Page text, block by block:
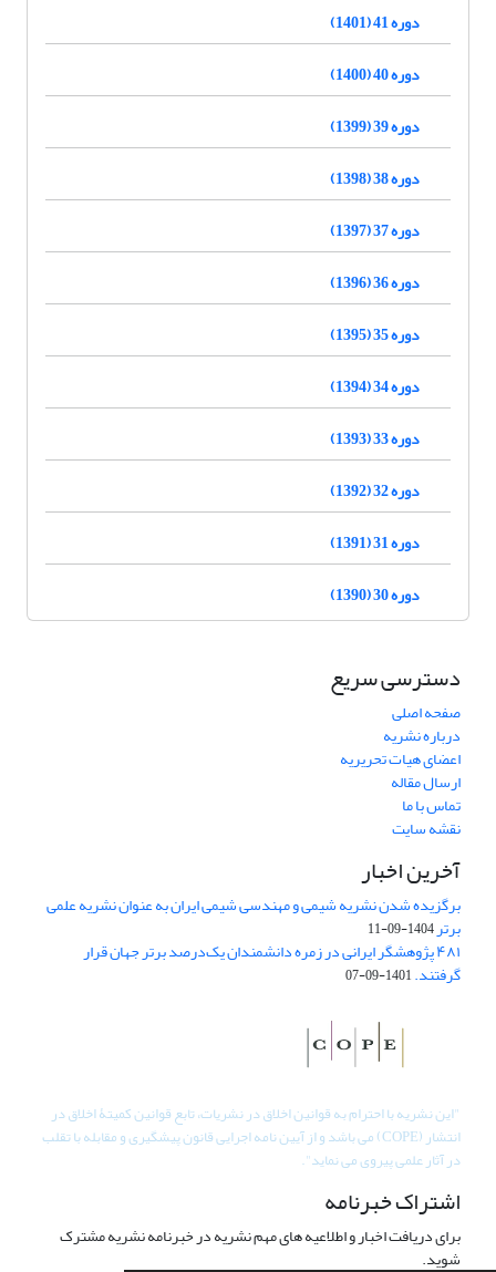
دوره 41 (1401)
دوره 40 (1400)
دوره 39 (1399)
دوره 38 (1398)
دوره 37 (1397)
دوره 36 (1396)
دوره 35 (1395)
دوره 34 (1394)
دوره 33 (1393)
دوره 32 (1392)
دوره 31 (1391)
دوره 30 (1390)
دسترسی سریع
صفحه اصلی
درباره نشریه
اعضای هیات تحریریه
ارسال مقاله
تماس با ما
نقشه سایت
آخرین اخبار
برگزیده شدن نشریه شیمی و مهندسی شیمی ایران به عنوان نشریه علمی
برتر1404-09-11
۴۸۱ پژوهشگر ایرانی در زمره دانشمندان یک‌درصد برتر جهان قرار
گرفتند.1401-09-07
"این نشریه با احترام به قوانین اخلاق در نشریات، تابع قوانین کمیتۀ اخلاق در
انتشار (COPE) می باشد و از آیین نامه اجرایی قانون پیشگیری و مقابله با تقلب
در آثار علمی پیروی می نماید".
اشتراک خبرنامه
برای دریافت اخبار و اطلاعیه های مهم نشریه در خبرنامه نشریه مشترک
شوید.